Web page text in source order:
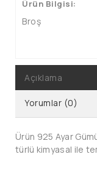
Ürün Bilgisi:
Broş
Açıklama
Yorumlar (0)
Ürün 925 Ayar
türlü kimyasal ile